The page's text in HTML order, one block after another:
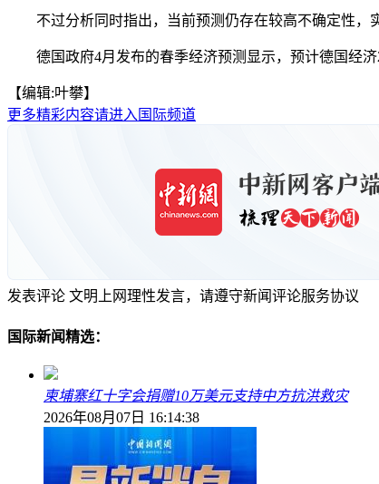
不过分析同时指出，当前预测仍存在较高不确定性，
德国政府4月发布的春季经济预测显示，预计德国经济
【编辑:叶攀】
更多精彩内容请进入国际频道
发表评论 文明上网理性发言，请遵守新闻评论服务协议
国际新闻精选：
柬埔寨红十字会捐赠10万美元支持中方抗洪救灾
2026年08月07日 16:14:38